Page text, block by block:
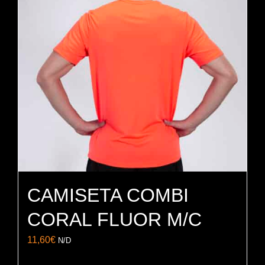
opciones
de
producto
CAMISETA COMBI
CORAL FLUOR M/C
11,60€ N/D